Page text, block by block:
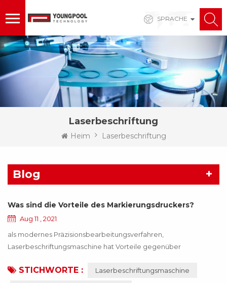
SPRACHE
Laserbeschriftung
Heim Laserbeschriftung
Blog
Was sind die Vorteile des Markierungsdruckers?
Aug 11 , 2021
als modernes Präzisionsbearbeitungsverfahren,
Laserbeschriftungsmaschine hat Vorteile gegenüber
mechanisches Gravieren und Erodieren. die Ausrüstung ist
STICHWORTE : Laserbeschriftungsmaschine